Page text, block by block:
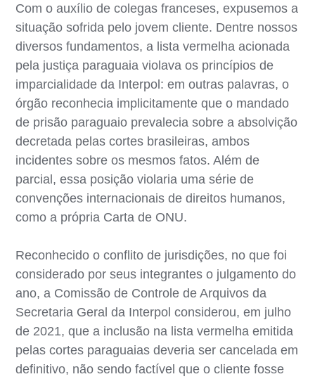
Com o auxílio de colegas franceses, expusemos a
situação sofrida pelo jovem cliente. Dentre nossos
diversos fundamentos, a lista vermelha acionada
pela justiça paraguaia violava os princípios de
imparcialidade da Interpol: em outras palavras, o
órgão reconhecia implicitamente que o mandado
de prisão paraguaio prevalecia sobre a absolvição
decretada pelas cortes brasileiras, ambos
incidentes sobre os mesmos fatos. Além de
parcial, essa posição violaria uma série de
convenções internacionais de direitos humanos,
como a própria Carta de ONU.
Reconhecido o conflito de jurisdições, no que foi
considerado por seus integrantes o julgamento do
ano, a Comissão de Controle de Arquivos da
Secretaria Geral da Interpol considerou, em julho
de 2021, que a inclusão na lista vermelha emitida
pelas cortes paraguaias deveria ser cancelada em
definitivo, não sendo factível que o cliente fosse